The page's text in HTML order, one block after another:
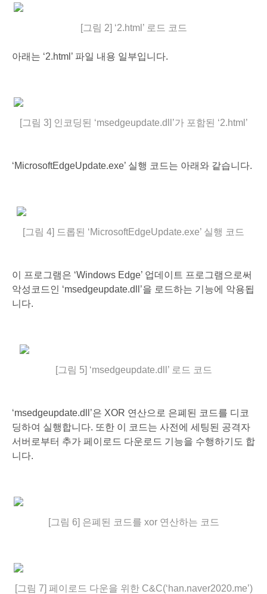
[그림 2] ‘2.html’ 로드 코드
아래는 ‘2.html’ 파일 내용 일부입니다.
[그림 3] 인코딩된 ‘msedgeupdate.dll’가 포함된 ‘2.html’
‘MicrosoftEdgeUpdate.exe’ 실행 코드는 아래와 같습니다.
[그림 4] 드롭된 ‘MicrosoftEdgeUpdate.exe’ 실행 코드
이 프로그램은 ‘Windows Edge’ 업데이트 프로그램으로써
악성코드인 ‘msedgeupdate.dll’을 로드하는 기능에 악용됩
니다.
[그림 5] ‘msedgeupdate.dll’ 로드 코드
‘msedgeupdate.dll’은 XOR 연산으로 은폐된 코드를 디코
딩하여 실행합니다. 또한 이 코드는 사전에 세팅된 공격자
서버로부터 추가 페이로드 다운로드 기능을 수행하기도 합
니다.
[그림 6] 은폐된 코드를 xor 연산하는 코드
[그림 7] 페이로드 다운을 위한 C&C(‘han.naver2020.me’)